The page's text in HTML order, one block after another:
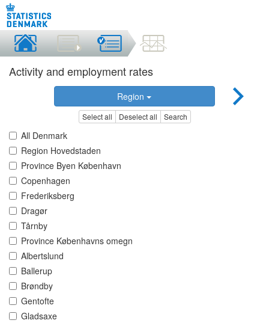
Activity and employment rates
Region
Select all Deselect all Search
All Denmark
Region Hovedstaden
Province Byen København
Copenhagen
Frederiksberg
Dragør
Tårnby
Province Københavns omegn
Albertslund
Ballerup
Brøndby
Gentofte
Gladsaxe